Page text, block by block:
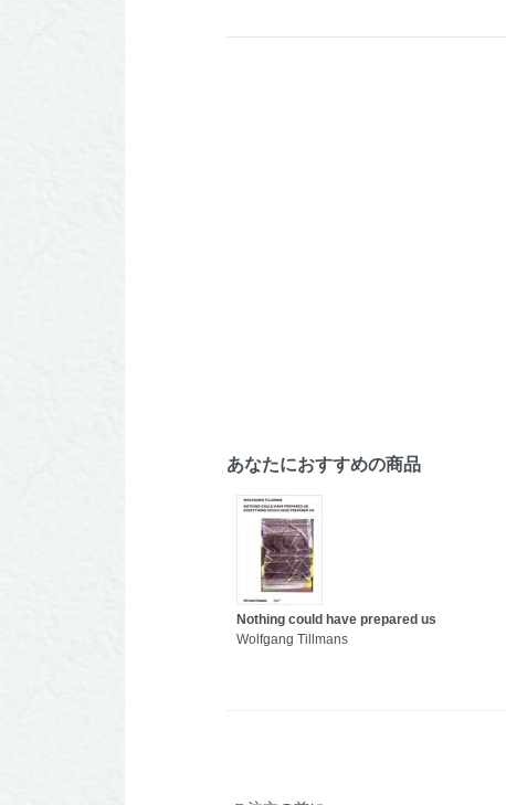
あなたにおすすめの商品
Nothing could have prepared us
Wolfgang Tillmans